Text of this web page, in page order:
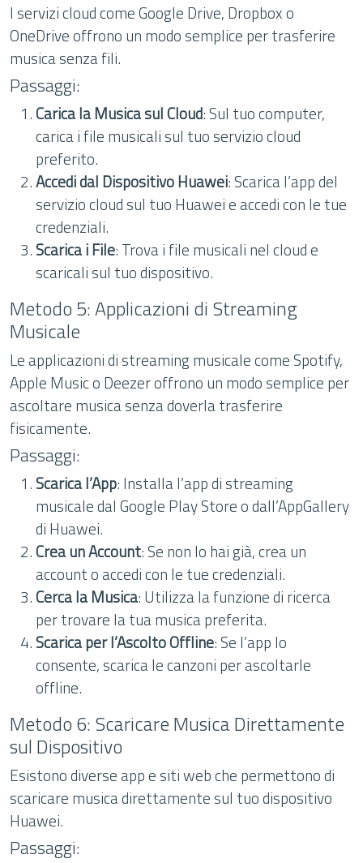
I servizi cloud come Google Drive, Dropbox o
OneDrive offrono un modo semplice per trasferire
musica senza fili.
Passaggi:
Carica la Musica sul Cloud: Sul tuo computer,
carica i file musicali sul tuo servizio cloud
preferito.
Accedi dal Dispositivo Huawei: Scarica l’app del
servizio cloud sul tuo Huawei e accedi con le tue
credenziali.
Scarica i File: Trova i file musicali nel cloud e
scaricali sul tuo dispositivo.
Metodo 5: Applicazioni di Streaming
Musicale
Le applicazioni di streaming musicale come Spotify,
Apple Music o Deezer offrono un modo semplice per
ascoltare musica senza doverla trasferire
fisicamente.
Passaggi:
Scarica l’App: Installa l’app di streaming
musicale dal Google Play Store o dall’AppGallery
di Huawei.
Crea un Account: Se non lo hai già, crea un
account o accedi con le tue credenziali.
Cerca la Musica: Utilizza la funzione di ricerca
per trovare la tua musica preferita.
Scarica per l’Ascolto Offline: Se l’app lo
consente, scarica le canzoni per ascoltarle
offline.
Metodo 6: Scaricare Musica Direttamente
sul Dispositivo
Esistono diverse app e siti web che permettono di
scaricare musica direttamente sul tuo dispositivo
Huawei.
Passaggi: